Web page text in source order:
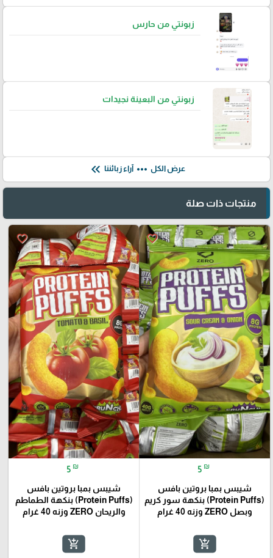
زبونتي من حارس
زبونتي من البعينة نجيدات
عرض الكل more_horiz آراء زبائننا keyboard_double_arrow_left
منتجات ذات صلة
favorite_border
5 ₪
شيبس بمبا بروتين بافس
(Protein Puffs) بنكهة سور كريم
وبصل ZERO وزنه 40 غرام
add_shopping_cart
favorite_border
5 ₪
شيبس بمبا بروتين بافس
(Protein Puffs) بنكهة الطماطم
والريحان ZERO وزنه 40 غرام
add_shopping_cart